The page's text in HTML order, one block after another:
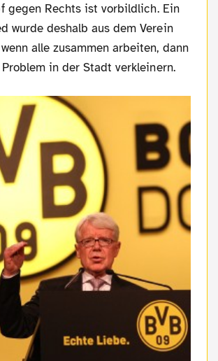
gegen Rechts ist vorbildlich. Ein
wurde deshalb aus dem Verein
alle zusammen arbeiten, dann
in der Stadt verkleinern.